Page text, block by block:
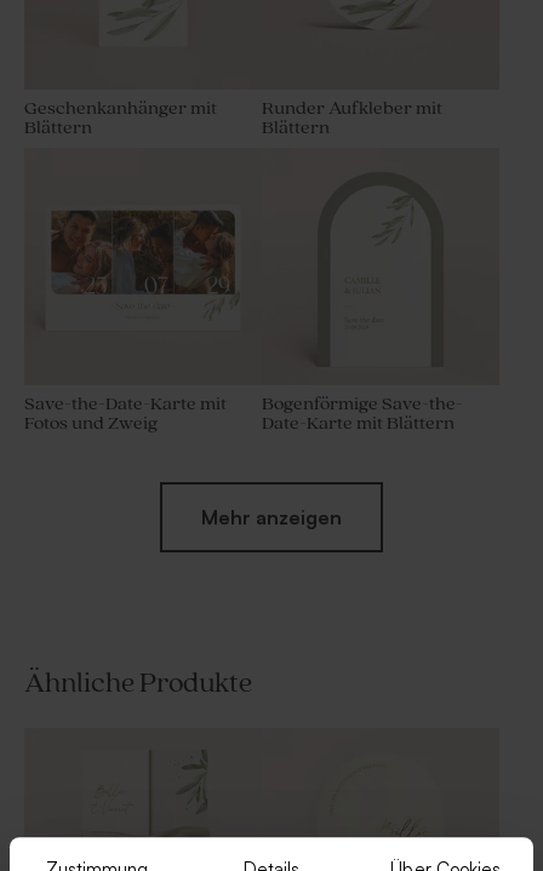
Geschenkanhänger mit
Blättern
Runder Aufkleber mit
Blättern
Save-the-Date-Karte mit
Fotos und Zweig
Bogenförmige Save-the-
Date-Karte mit Blättern
Gastgeschenktütchen mit
Mehr anzeigen
Ähnliche Produkte